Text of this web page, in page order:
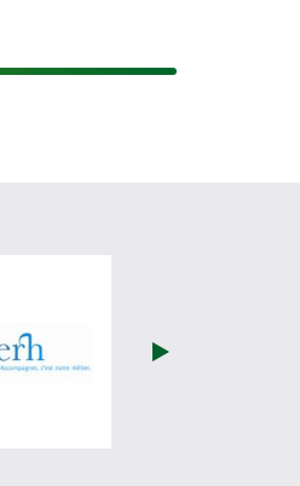
Défenseur des droits (nouvelle
visiter les site de Fagerh